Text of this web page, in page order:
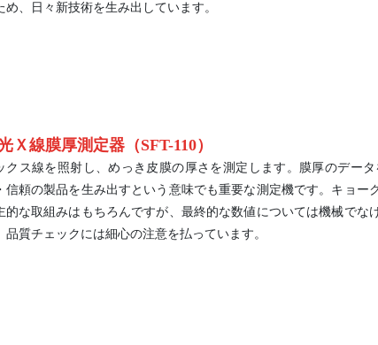
め、日々新技術を生み出しています。
Ｘ線膜厚測定器（SFT-110）
クス線を照射し、めっき皮膜の厚さを測定します。膜厚のデー
信頼の製品を生み出すという意味でも重要な測定機です。キョ
的な取組みはもちろんですが、最終的な数値については機械で
品質チェックには細心の注意を払っています。